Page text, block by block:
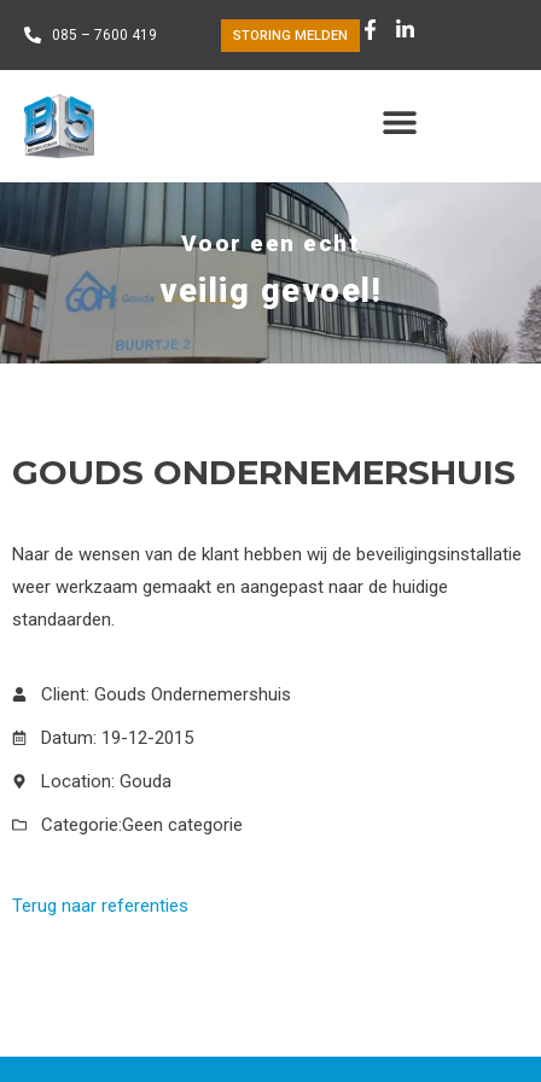
085 – 7600 419 STORING MELDEN
Voor een echt
veilig gevoel!
GOUDS ONDERNEMERSHUIS
Naar de wensen van de klant hebben wij de beveiligingsinstallatie
weer werkzaam gemaakt en aangepast naar de huidige
standaarden.
Client: Gouds Ondernemershuis
Datum: 19-12-2015
Location: Gouda
Categorie:Geen categorie
Terug naar referenties